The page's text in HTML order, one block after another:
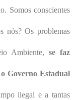
Somos conscientes
nós? Os problemas
Ambiente,se faz
Governo Estadual
ilegal e a tantas